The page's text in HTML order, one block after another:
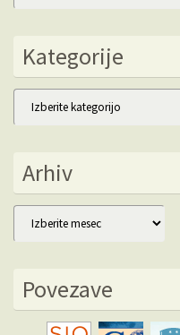
Kategorije
Kategorije
Arhiv
Arhiv
Povezave